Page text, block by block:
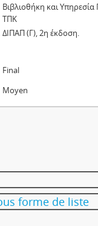
Βιβλιοθήκη και
ΤΠΚ
ΔΙΠΑΠ (Γ), 2η έκδοση.
Final
Moyen
forme de liste